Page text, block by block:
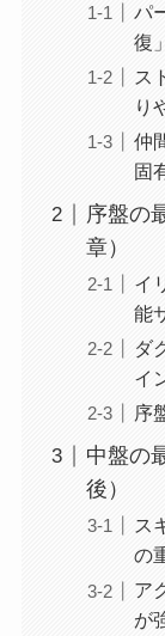
パ
復
ス
り
仲
固
序盤の
章）
イ
能
ダ
イ
序
中盤の
後）
ス
の
ア
が